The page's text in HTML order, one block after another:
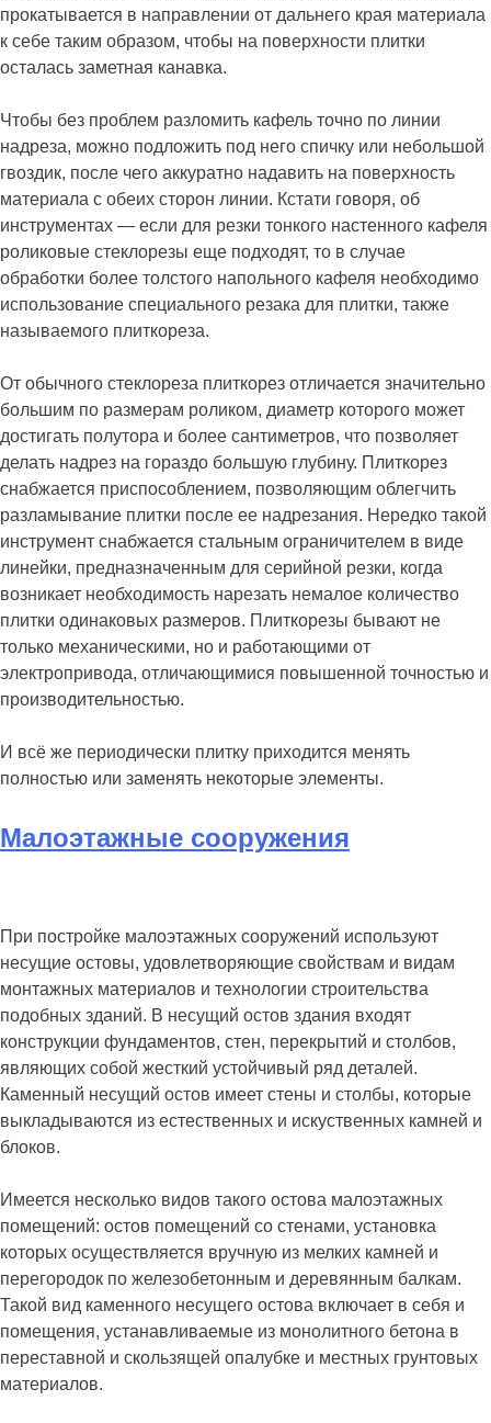
прокатывается в направлении от дальнего края материала
к себе таким образом, чтобы на поверхности плитки
осталась заметная канавка.
Чтобы без проблем разломить кафель точно по линии
надреза, можно подложить под него спичку или небольшой
гвоздик, после чего аккуратно надавить на поверхность
материала с обеих сторон линии. Кстати говоря, об
инструментах — если для резки тонкого настенного кафеля
роликовые стеклорезы еще подходят, то в случае
обработки более толстого напольного кафеля необходимо
использование специального резака для плитки, также
называемого плиткореза.
От обычного стеклореза плиткорез отличается значительно
большим по размерам роликом, диаметр которого может
достигать полутора и более сантиметров, что позволяет
делать надрез на гораздо большую глубину. Плиткорез
снабжается приспособлением, позволяющим облегчить
разламывание плитки после ее надрезания. Нередко такой
инструмент снабжается стальным ограничителем в виде
линейки, предназначенным для серийной резки, когда
возникает необходимость нарезать немалое количество
плитки одинаковых размеров. Плиткорезы бывают не
только механическими, но и работающими от
электропривода, отличающимися повышенной точностью и
производительностью.
И всё же периодически плитку приходится менять
полностью или заменять некоторые элементы.
Малоэтажные сооружения
При постройке малоэтажных сооружений используют
несущие остовы, удовлетворяющие свойствам и видам
монтажных материалов и технологии строительства
подобных зданий. В несущий остов здания входят
конструкции фундаментов, стен, перекрытий и столбов,
являющих собой жесткий устойчивый ряд деталей.
Каменный несущий остов имеет стены и столбы, которые
выкладываются из естественных и искуственных камней и
блоков.
Имеется несколько видов такого остова малоэтажных
помещений: остов помещений со стенами, установка
которых осуществляется вручную из мелких камней и
перегородок по железобетонным и деревянным балкам.
Такой вид каменного несущего остова включает в себя и
помещения, устанавливаемые из монолитного бетона в
переставной и скользящей опалубке и местных грунтовых
материалов.